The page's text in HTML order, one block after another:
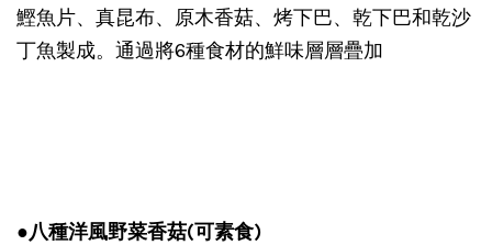
鰹魚片、真昆布、原木香菇、烤下巴、乾下巴和乾沙
丁魚製成。通過將6種食材的鮮味層層疊加
●八種洋風野菜香菇(可素食)